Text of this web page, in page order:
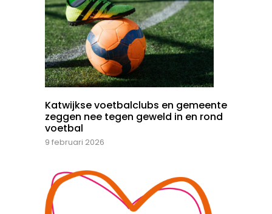
Katwijkse voetbalclubs en gemeente
zeggen nee tegen geweld in en rond
voetbal
9 februari 2026